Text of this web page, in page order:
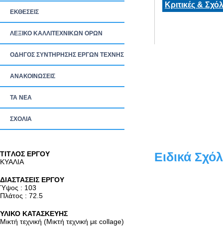
ΕΚΘΕΣΕΙΣ
ΛΕΞΙΚΟ ΚΑΛΛΙΤΕΧΝΙΚΩΝ ΟΡΩΝ
ΟΔΗΓΟΣ ΣΥΝΤΗΡΗΣΗΣ ΕΡΓΩΝ ΤΕΧΝΗΣ
ΑΝΑΚΟΙΝΩΣΕΙΣ
ΤΑ ΝEΑ
ΣΧΟΛΙΑ
Κριτικές &
TITΛΟΣ ΕΡΓΟΥ
ΚΥΑΛΙΑ
ΔΙΑΣΤΑΣΕΙΣ ΕΡΓΟΥ
Ύψος : 103
Πλάτος : 72.5
ΥΛΙΚΟ ΚΑΤΑΣΚΕΥΗΣ
Μικτή τεχνική (Μικτή τεχνική με collage)
Ειδικά